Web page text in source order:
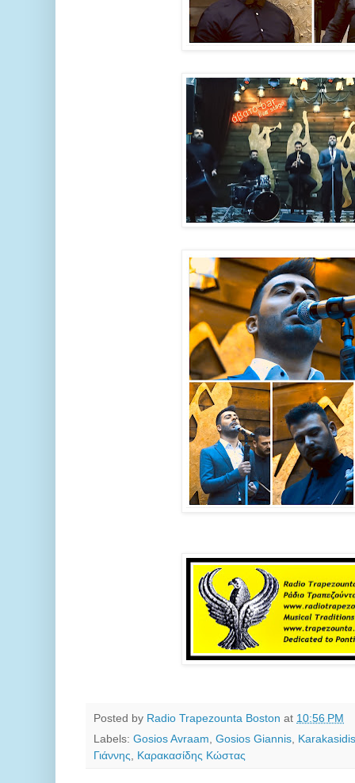
Posted by Radio Trapezounta Boston at 10:56 PM
Labels: Gosios Avraam, Gosios Giannis,
Γιάννης, Καρακασίδης Κώστας